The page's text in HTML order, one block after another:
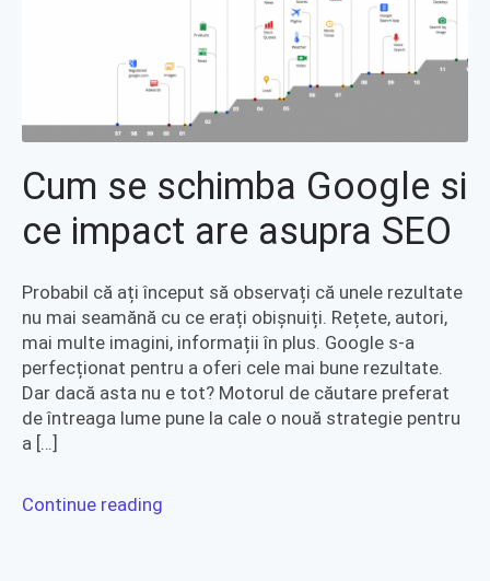
Cum se schimba Google si
ce impact are asupra SEO
Probabil că ați început să observați că unele rezultate
nu mai seamănă cu ce erați obișnuiți. Rețete, autori,
mai multe imagini, informații în plus. Google s-a
perfecționat pentru a oferi cele mai bune rezultate.
Dar dacă asta nu e tot? Motorul de căutare preferat
de întreaga lume pune la cale o nouă strategie pentru
a […]
Continue reading